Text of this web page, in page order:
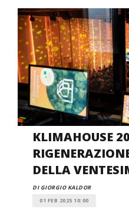
KLIMAHOUSE
DELLA
DI GIORGIO KALDOR
01 FEB 2025 10:00